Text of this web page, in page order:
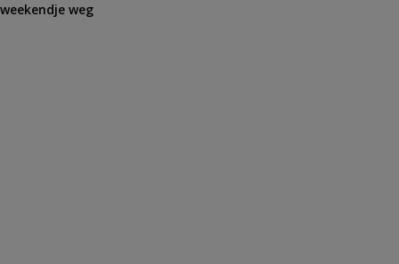
weekendje weg